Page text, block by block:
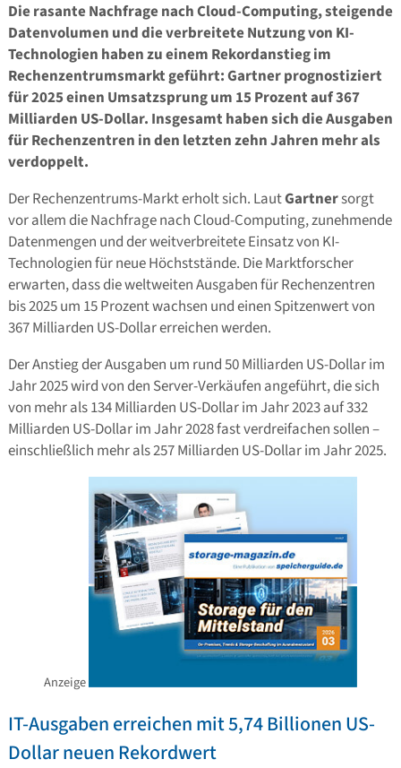
Die rasante Nachfrage nach Cloud-Computing, steigende
Datenvolumen und die verbreitete Nutzung von KI-
Technologien haben zu einem Rekordanstieg im
Rechenzentrumsmarkt geführt: Gartner prognostiziert
für 2025 einen Umsatzsprung um 15 Prozent auf 367
Milliarden US-Dollar. Insgesamt haben sich die Ausgaben
für Rechenzentren in den letzten zehn Jahren mehr als
verdoppelt.
Der Rechenzentrums-Markt erholt sich. LautGartnersorgt
vor allem die Nachfrage nach Cloud-Computing, zunehmende
Datenmengen und der weitverbreitete Einsatz von KI-
Technologien für neue Höchststände. Die Marktforscher
erwarten, dass die weltweiten Ausgaben für Rechenzentren
bis 2025 um 15 Prozent wachsen und einen Spitzenwert von
367 Milliarden US-Dollar erreichen werden.
Der Anstieg der Ausgaben um rund 50 Milliarden US-Dollar im
Jahr 2025 wird von den Server-Verkäufen angeführt, die sich
von mehr als 134 Milliarden US-Dollar im Jahr 2023 auf 332
Milliarden US-Dollar im Jahr 2028 fast verdreifachen sollen –
einschließlich mehr als 257 Milliarden US-Dollar im Jahr 2025.
Anzeige
IT-Ausgaben erreichen mit 5,74 Billionen US-
Dollar neuen Rekordwert